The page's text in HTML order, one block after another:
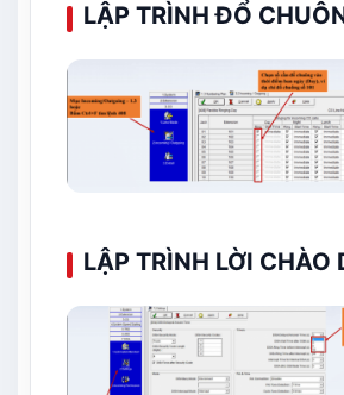
LẬP TRÌNH ĐỔ
LẬP TRÌNH LỜI CHÀO